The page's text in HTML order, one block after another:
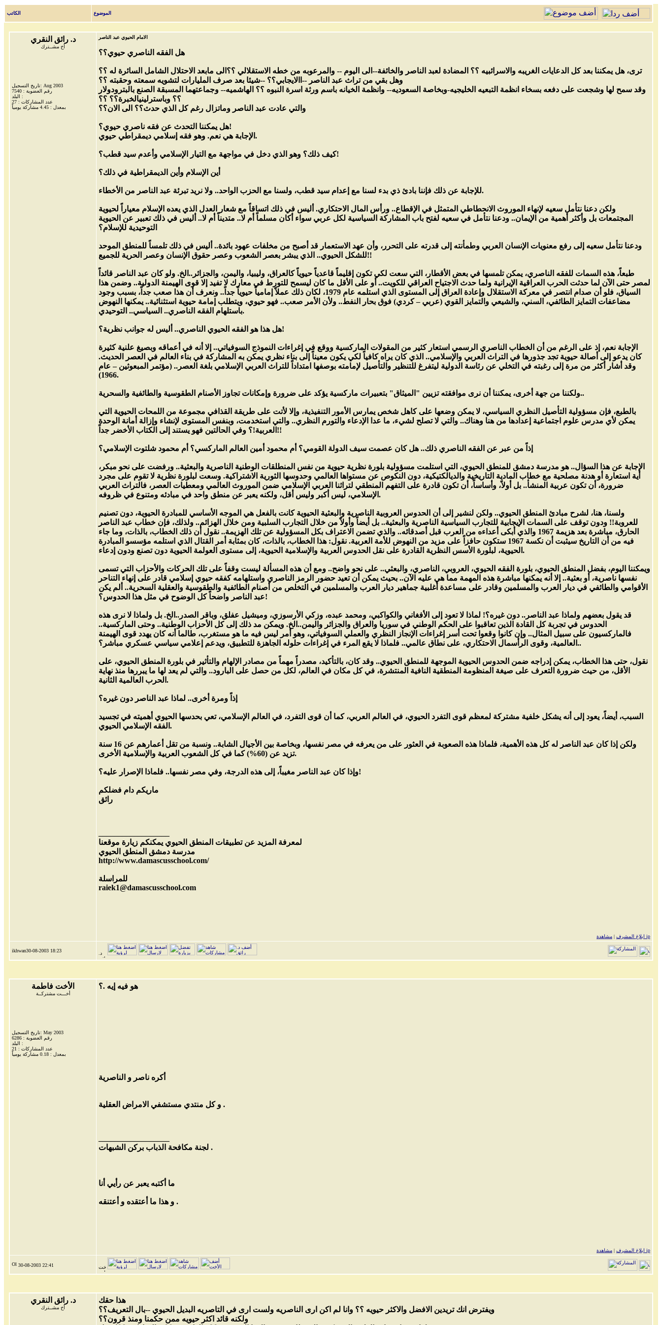
الكاتب الموضوع
د. رائق النقري
أخ مشــترك
تاريخ التسجيل: Aug 2003
رقم العضوية : 7540
البلد :
عدد المشاركات : 27
بمعدل : 4.45 مشاركة يومياً
الامام الحيوي عبد الناصر
هل الفقه الناصري حيوي؟؟
ترى، هل يمكننا بعد كل الدعايات الغريبه والاسرائبيه ؟؟ المضادة لعبد الناصر والخائفة--الى اليوم -- والمرعوبه من خطه الاستقلالي ؟؟الى مابعد الاحتلال الشامل السائرة له ؟؟
وهل بقي من تراث عبد الناصر --االايجابي؟؟ --شيئا بعد صرف المليارات لتشويه سمعته وحقبته ؟؟
وقد سمح لها وشجعت على دفعه بسخاء انظمة التبعيه الخليجيه-وبخاصة السعوديه-- وانظمة الخيانه باسم ورثة اسرة النبوه ؟؟ الهاشميه-- وجماعتهما المسبقة الصنع بالبترودولار
؟؟ وباسترلينيالخبرة؟؟ ؟؟
والتي عادت عبد الناصر وماتزال رغم كل الذي حدث؟؟ الى الان؟؟
هل يمكننا التحدث عن فقه ناصري حيوي؟!
الإجابة هي نعم. وهو فقه إسلامي ديمقراطي حيوي.
كيف ذلك؟ وهو الذي دخل في مواجهة مع التيار الإسلامي وأعدم سيد قطب؟!
أين الإسلام وأين الديمقراطية في ذلك؟
للإجابة عن ذلك فإننا بادئ ذي بدء لسنا مع إعدام سيد قطب، ولسنا مع الحزب الواحد.. ولا نريد تبرئة عبد الناصر من الأخطاء.
ولكن دعنا نتأمل سعيه لإنهاء الموروث الانحطاطي المتمثل في الإقطاع.. ورأس المال الاحتكاري. أليس في ذلك اتساقاً مع شعار العدل الذي يعده الإسلام معياراً لحيوية
المجتمعات بل وأكثر أهمية من الإيمان.. ودعنا نتأمل في سعيه لفتح باب المشاركة السياسية لكل عربي سواء أكان مسلماً أم لا.. متديناً أم لا.. أليس في ذلك تعبير عن الحيوية
التوحيدية للإسلام؟
ودعنا نتأمل سعيه إلى رفع معنويات الإنسان العربي وطمأنته إلى قدرته على التحرر، وأن عهد الاستعمار قد أصبح من مخلفات عهود بائدة.. أليس في ذلك تلمساً للمنطق الموحد
للشكل الحيوي.. الذي يبشر بعصر الشعوب وعصر حقوق الإنسان وعصر الحرية للجميع!!
طبعاً، هذه السمات للفقه الناصري، يمكن تلمسها في بعض الأقطار، التي سعت لكي تكون إقليماً قاعدياً حيوياً كالعراق، وليبيا، واليمن، والجزائر..الخ. ولو كان عبد الناصر قائداً
لمصر حتى الآن لما حدثت الحرب العراقية الإيرانية ولما حدث الاجتياح العراقي للكويت.. أو على الأقل ما كان ليسمح للتورط في معارك لا تفيد إلا قوى الهيمنة الدولية.. وضمن هذا
السياق، فلو أن صدام انتصر في معركة الاستقلال وإعادة العراق إلى المستوى الذي استلمه عام 1979، لكان ذلك عملاً إمامياً حيوياً جداً.. ونعرف أن هذا صعب جداً، بسبب وجود
مضاعفات التمايز الطائفي، السني، والشيعي والتمايز القوي (عربي – كردي) فوق بحار النفط.. ولأن الأمر صعب.. فهو حيوي، ويتطلب إمامة حيوية استثنائية.. يمكنها النهوض
باستلهام الفقه الناصري.. السياسي.. التوحيدي.
هل هذا هو الفقه الحيوي الناصري.. أليس له جوانب نظرية؟!
الإجابة نعم، إذ على الرغم من أن الخطاب الناصري الرسمي استعار كثير من المقولات الماركسية ووقع في إغراءات النموذج السوفياتي.. إلا أنه في أعماقه وبصيغ علنية كثيرة
كان يدعو إلى أصالة حيوية تجد جذورها في التراث العربي والإسلامي.. الذي كان يراه كافياً لكي يكون معيناً إلى بناء نظري يمكن به المشاركة في بناء العالم في العصر الحديث.
وقد أشار أكثر من مرة إلى رغبته في التخلي عن رئاسة الدولية ليتفرغ للتنظير والتأصيل لإمامته بوصفها امتداداً للتراث العربي الإسلامي بلغة العصر.. (مؤتمر المبعوثين – عام
1966).
ولكننا من جهة أخرى، يمكننا أن نرى موافقته تزيين "الميثاق" بتعبيرات ماركسية يؤكد على ضرورة وإمكانات تجاوز الأصنام الطقوسية والطائفية والسحرية..
بالطبع، فإن مسؤولية التأصيل النظري السياسي، لا يمكن وضعها على كاهل شخص يمارس الأمور التنفيذية، وإلا لأتت على طريقة القذافي مجموعة من اللمحات الحيوية التي
يمكن لأي مدرس علوم اجتماعية إعدادها من هنا وهناك.. والتي لا تصلح لشيء، ما عدا الإدعاء والتورم النظري.. والتي استخدمت، وبنفس المستوى لإنشاء وإزالة أمانة الوحدة
العربية!؟ وفي الحالتين فهو يستند إلى الكتاب الأخضر جداً!!
إذاً من عبر عن الفقه الناصري ذلك.. هل كان عصمت سيف الدولة القومي؟ أم محمود أمين العالم الماركسي؟ أم محمود شلتوت الإسلامي؟
الإجابة عن هذا السؤال.. هو مدرسة دمشق للمنطق الحيوي، التي استلمت مسؤولية بلورة نظرية حيوية من نفس المنطلقات الوطنية الناصرية والبعثية.. ورفضت على نحو مبكر،
أية استعارة أو هدنة مصلحية مع خطاب المادية التاريخية والديالكتيكية، دون النكوص عن مستواها العالمي وحدوسها الثورية الاشتراكية. وسعت لبلورة نظرية لا تقوم على مجرد
ضرورة، أن تكون عربية المنشأ.. بل أولاً، وأساساً، أن تكون قادرة على التفهم المنطقي لتراثنا العربي الإسلامي ضمن الموروث العالمي ومعطيات العصر، فالتراث العربي
الإسلامي، ليس أكبر وليس أقل، ولكنه يعبر عن منطق واحد في مبادئه ومتنوع في ظروفه.
ولسنا، هنا، لشرح مبادئ المنطق الحيوي.. ولكن لنشير إلى أن الحدوس العروبية الناصرية والبعثية الحيوية كانت بالفعل هي الموجه الأساسي للمبادرة الحيوية، دون تصنيم
للعروبة!! ودون توقف على السمات الإيجابية للتجارب السياسية الناصرية والبعثية.. بل أيضاً وأولاً من خلال التجارب السلبية ومن خلال الهزائم.. ولذلك، فإن خطاب عبد الناصر
الحارق، مباشرة بعد هزيمة 1967 والذي أبكى أعداءه من العرب قبل أصدقائه.. والذي تضمن الاعتراف بكل المسؤولية عن تلك الهزيمة.. نقول أن ذلك الخطاب، بالذات، وما جاء
فيه من أن التاريخ سيثبت أن نكسة 1967 ستكون حافزاً على مزيد من النهوض للأمة العربية. نقول: هذا الخطاب، بالذات، كان بمثابة أمر القتال الذي استلمه مؤسسو المبادرة
الحيوية، لبلورة الأسس النظرية القادرة على نقل الحدوس العربية والإسلامية الحيوية، إلى مستوى العولمة الحيوية دون تصنع ودون إدعاء.
ويمكننا اليوم، بفضل المنطق الحيوي، بلورة الفقه الحيوي، العروبي، الناصري، والبعثي.. على نحو واضح.. ومع أن هذه المسألة ليست وقفاً على تلك الحركات والأحزاب التي تسمى
نفسها ناصرية، أو بعثية.. إلا أنه يمكنها مباشرة هذه المهمة مما هي عليه الآن.. بحيث يمكن أن تعيد حضور الرمز الناصري واستلهامه كفقه حيوي إسلامي قادر على إنهاء التناحر
الأقوامي والطائفي في ديار العرب والمسلمين وقادر على مساعدة أغلبية جماهير ديار العرب والمسلمين في التخلص من أصنام الطائفية والطقوسية والعقلية السحرية.. ألم يكن
عبد الناصر واضحاً كل الوضوح في مثل هذا الحدوس؟!
قد يقول بعضهم ولماذا عبد الناصر.. دون غيره؟! لماذا لا تعود إلى الأفغاني والكواكبي، ومحمد عبده، وزكي الأرسوزي، وميشيل عفلق، وباقر الصدر..الخ. بل ولماذا لا نرى هذه
الحدوس في تجربة كل القادة الذين تعاقبوا على الحكم الوطني في سوريا والعراق والجزائر واليمن..الخ. ويمكن مد ذلك إلى كل الأحزاب الوطنية.. وحتى الماركسية..
فالماركسيون على سبيل المثال.. وإن كانوا وقعوا تحت أسر إغراءات الإنجاز النظري والعملي السوفياتي، وهو أمر ليس فيه ما هو مستغرب، طالما أنه كان يهدد قوى الهيمنة
العالمية، وقوى الرأسمال الاحتكاري، على نطاق عالمي.. فلماذا لا يقع المرء في إغراءات حلوله الجاهزة للتطبيق، ويدعم إعلامي سياسي عسكري مباشر؟..
نقول، حتى هذا الخطاب، يمكن إدراجه ضمن الحدوس الحيوية الموجهة للمنطق الحيوي.. وقد كان، بالتأكيد، مصدراً مهماً من مصادر الإلهام والتأثير في بلورة المنطق الحيوي، على
الأقل، من حيث ضرورة التعرف على صيغة المنظومة المنطقية النافية المنتشرة، في كل مكان في العالم، لكل من حصل على البارود.. والتي لم يعد لها ما يبررها منذ نهاية
الحرب العالمية الثانية.
إذاً ومرة أخرى.. لماذا عبد الناصر دون غيره؟
السبب، أيضاً، يعود إلى أنه يشكل خلفية مشتركة لمعظم قوى التفرد الحيوي، في العالم العربي، كما أن قوى التفرد، في العالم الإسلامي، تعي بحدسها الحيوي أهميته في تجسيد
الفقه الإسلامي الحيوي.
ولكن إذا كان عبد الناصر له كل هذه الأهمية، فلماذا هذه الصعوبة في العثور على من يعرفه في مصر نفسها، وبخاصة بين الأجيال الشابة.. ونسبة من تقل أعمارهم عن 16 سنة
تزيد عن (60%) كما في كل الشعوب العربية والإسلامية الأخرى.
وإذا كان عبد الناصر مغيباً، إلى هذه الدرجة، وفي مصر نفسها.. فلماذا الإصرار عليه؟!
ماريكم دام فضلكم
رائق
لمعرفة المزيد عن تطبيقات المنطق الحيوي يمكنكم زيارة موقعنا
مدرسة دمشق المنطق الحيوي
http://www.damascusschool.com/
للمراسلة
raiek1@damascusschool.com
ابلاغ المشرف | مشاهدة ip
ikhwan30-08-2003 18:23
الأخت فاطمة
أخـــت مشتركــة
تاريخ التسجيل: May 2003
رقم العضوية : 6286
البلد :
عدد المشاركات : 21
بمعدل : 0.18 مشاركة يومياً
هو فيه إيه .؟
أكره ناصر و الناصرية
و كل منتدي مستشفي الامراض العقلية .
لجنة مكافحة الذباب بركن الشبهات .
ما أكتبه يعبر عن رأيي أنا
و هذا ما أعتقده و أعتنقه .
ابلاغ المشرف | مشاهدة ip
30-08-2003 22:41
د. رائق النقري
أخ مشــترك
هذا حقك
ويفترض انك تريدين الافضل والاكثر حيويه ؟؟ وانا لم اكن ارى الناصريه ولست ارى في التاصريه البديل الحيوي --بال التعريف؟؟
ولكنه قائد اكثر حيويه ممن حكمنا ومنذ قرون؟؟